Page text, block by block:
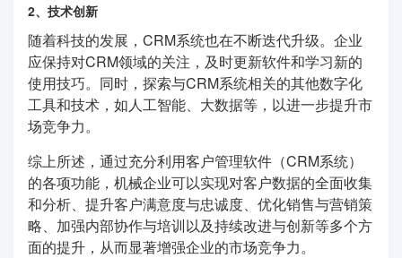
2、技术创新
随着科技的发展，CRM系统也在不断迭代升级。企业
应保持对CRM领域的关注，及时更新软件和学习新的
使用技巧。同时，探索与CRM系统相关的其他数字化
工具和技术，如人工智能、大数据等，以进一步提升市
场竞争力。
综上所述，通过充分利用客户管理软件（CRM系统）
的各项功能，机械企业可以实现对客户数据的全面收集
和分析、提升客户满意度与忠诚度、优化销售与营销策
略、加强内部协作与培训以及持续改进与创新等多个方
面的提升，从而显著增强企业的市场竞争力。